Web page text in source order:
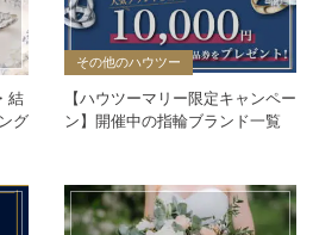
結
グ
その他のハウツー
【ハウツーマリー限定キャンペー
ン】開催中の指輪ブランド一覧